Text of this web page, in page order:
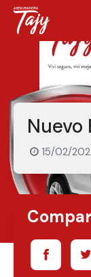
Nuevo
15/02/